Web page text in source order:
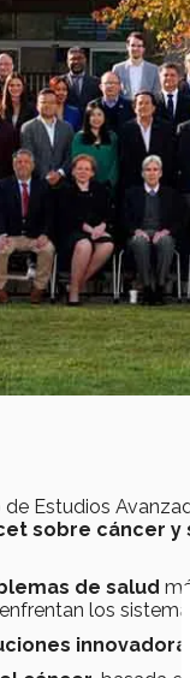
Estudios
sobre cáncer y
de salud
los